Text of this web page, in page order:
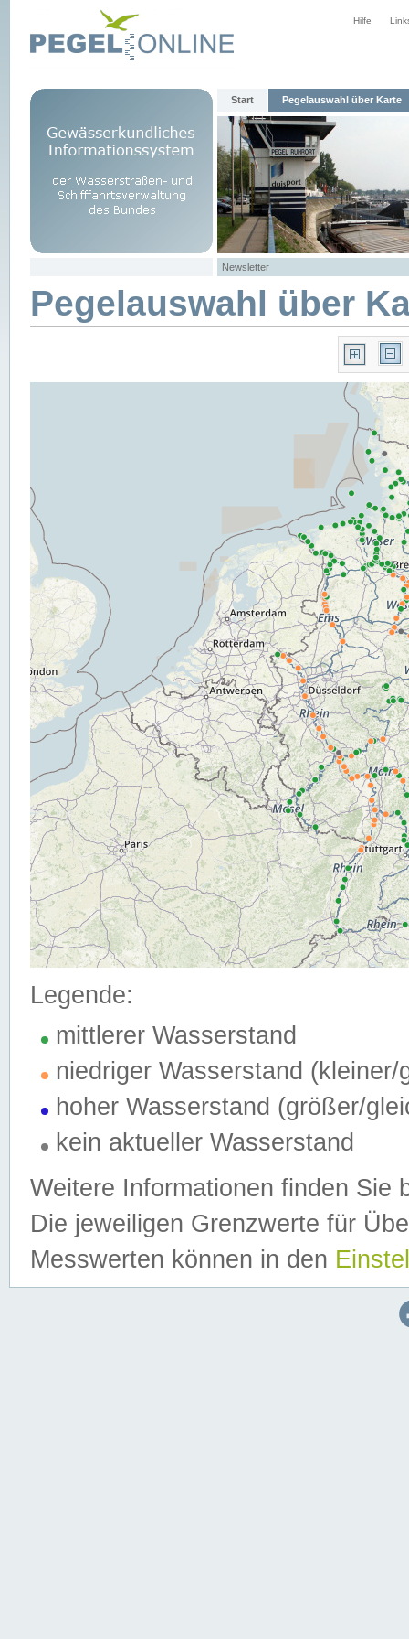
Hilfe
Start Pegelauswahl über Karte
Newsletter
Pegelauswahl über
Legende:
mittlerer Wasserstand
niedriger Wasserstand (kleiner/
hoher Wasserstand (größer/
kein aktueller Wasserstand
Weitere Informationen finden Sie
Die jeweiligen Grenzwerte für
Messwerten können in den